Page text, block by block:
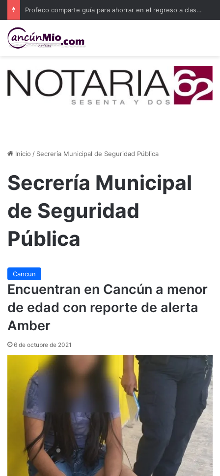
Profeco comparte guía para ahorrar en el regreso a clases 2026
Inicio / Secrería Municipal de Seguridad Pública
Secrería Municipal
de Seguridad
Pública
Cancun
Encuentran en Cancún a menor
de edad con reporte de alerta
Amber
6 de octubre de 2021